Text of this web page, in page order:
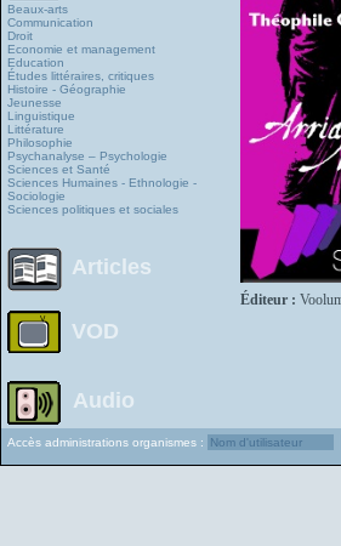
Beaux-arts
Communication
Droit
Economie et management
Education
Études littéraires, critiques
Histoire - Géographie
Jeunesse
Linguistique
Littérature
Philosophie
Psychanalyse – Psychologie
Sciences et Santé
Sciences Humaines - Ethnologie -
Sociologie
Sciences politiques et sociales
Articles
VOD
Audio
Éditeur :
Accès administrations organismes :